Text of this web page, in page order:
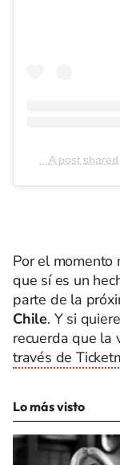
A post
Por el momento
que sí es un
parte de la
Chile. Y si
recuerda que la
través de
Lo más visto